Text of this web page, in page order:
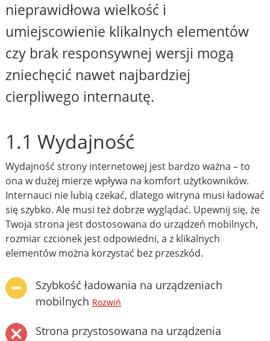
nieprawidłowa wielkość i
umiejscowienie klikalnych elementów
czy brak responsywnej wersji mogą
zniechęcić nawet najbardziej
cierpliwego internautę.
1.1 Wydajność
Wydajność strony internetowej jest bardzo ważna – to
ona w dużej mierze wpływa na komfort użytkowników.
Internauci nie lubią czekać, dlatego witryna musi ładować
się szybko. Ale musi też dobrze wyglądać. Upewnij się, że
Twoja strona jest dostosowana do urządzeń mobilnych,
rozmiar czcionek jest odpowiedni, a z klikalnych
elementów można korzystać bez przeszkód.
Szybkość ładowania na urządzeniach
mobilnych Rozwiń
Strona przystosowana na urządzenia